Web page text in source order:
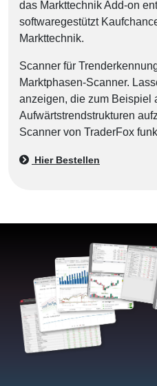
das Markttechnik Add-on
softwaregestützt
Markttechnik.
Scanner für
Marktphasen-Scanner.
anzeigen, die zum Beispiel
Aufwärtstrendstrukturen
Scanner von TraderFox
Hier Bestellen